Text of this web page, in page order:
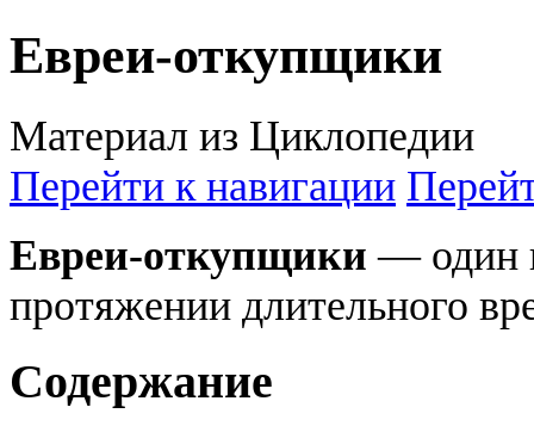
Евреи-откупщики
Материал из Циклопедии
Перейти к навигации
Евреи-откупщики — один
протяжении длительного
Содержание